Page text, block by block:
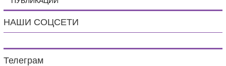
НАШИ СОЦСЕТИ
Телеграм